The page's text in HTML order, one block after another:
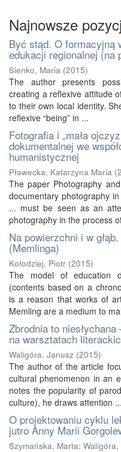
Najnowsze
Być stąd. O formacyjną
edukacji regionalnej (na
Sienko, Maria (2015)
The author presents
creating a reflexive attitude
to their own local identity.
reflexive “being” in ...
Fotografia i „mała
dokumentalnej we
humanistycznej
Pławecka, Katarzyna Maria (
The paper Photography
documentary photography
... must be seen as an
photography in the process
Na powierzchni i w
(Memlinga)
Kołodziej, Piotr (2015)
The model of education
(contents based on a
is a reason that works of
Memling are a medium to
Zbrodnia to
na warsztatach
Waligóra, Janusz (2015)
The author of the article
cultural phenomenon in an
notes the popularity of
culture), he draws attention ...
O projektowaniu cyklu
jutro Anny Marii
Szymańska, Marta;